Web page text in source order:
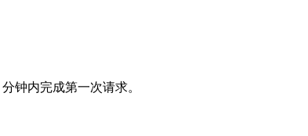
钟内完成第一次请求。